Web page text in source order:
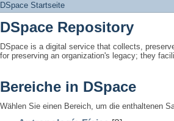
DSpace Startseite
DSpace Repository
DSpace is a digital service that collects,
for preserving an organization's legacy; they
Bereiche in DSpace
Wählen Sie einen Bereich, um die enthaltenen